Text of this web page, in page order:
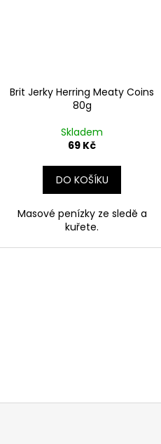
Brit Jerky Herring Meaty Coins
80g
Skladem
69 Kč
DO KOŠÍKU
Masové penízky ze sledě a
kuřete.